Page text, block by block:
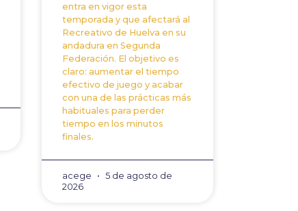
entra en vigor esta
temporada y que afectará al
Recreativo de Huelva en su
andadura en Segunda
Federación. El objetivo es
claro: aumentar el tiempo
efectivo de juego y acabar
con una de las prácticas más
habituales para perder
tiempo en los minutos
finales.
acege
5 de agosto de
2026